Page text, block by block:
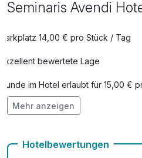
Seminaris Avendi
Parkplatz 14,00 € pro Stück / Tag
Exzellent bewertete Lage
Hunde im Hotel erlaubt für 15,00 €
Auch vegetarische Speisen
Mehr anzeigen
Hotelbewertungen